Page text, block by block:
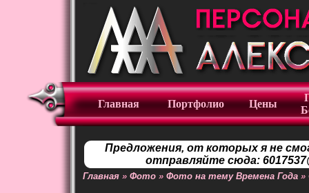
Главная Портфолио Цены
Предложения, от которых я не
отправляйте сюда:
Главная » Фото » Фото на тему Времена Года »